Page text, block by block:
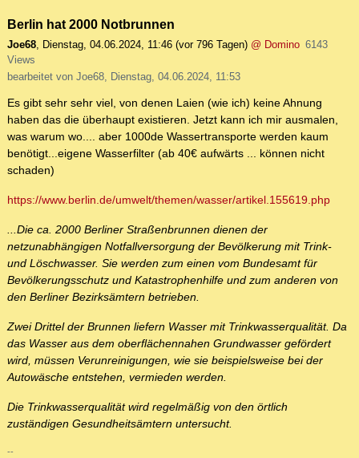
Berlin hat 2000 Notbrunnen
Joe68, Dienstag, 04.06.2024, 11:46 (vor 796 Tagen) @ Domino 6143
Views
bearbeitet von Joe68, Dienstag, 04.06.2024, 11:53
Es gibt sehr sehr viel, von denen Laien (wie ich) keine Ahnung
haben das die überhaupt existieren. Jetzt kann ich mir ausmalen,
was warum wo.... aber 1000de Wassertransporte werden kaum
benötigt...eigene Wasserfilter (ab 40€ aufwärts ... können nicht
schaden)
https://www.berlin.de/umwelt/themen/wasser/artikel.155619.php
...Die ca. 2000 Berliner Straßenbrunnen dienen der
netzunabhängigen Notfallversorgung der Bevölkerung mit Trink-
und Löschwasser. Sie werden zum einen vom Bundesamt für
Bevölkerungsschutz und Katastrophenhilfe und zum anderen von
den Berliner Bezirksämtern betrieben.
Zwei Drittel der Brunnen liefern Wasser mit Trinkwasserqualität. Da
das Wasser aus dem oberflächennahen Grundwasser gefördert
wird, müssen Verunreinigungen, wie sie beispielsweise bei der
Autowäsche entstehen, vermieden werden.
Die Trinkwasserqualität wird regelmäßig von den örtlich
zuständigen Gesundheitsämtern untersucht.
--